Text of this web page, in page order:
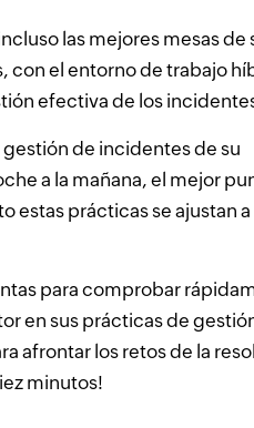
las mejores mesas de
con el entorno de trabajo
efectiva de los
de incidentes de su
a la mañana, el mejor
estas prácticas se ajustan a
para comprobar
en sus prácticas de
afrontar los retos de la
minutos!